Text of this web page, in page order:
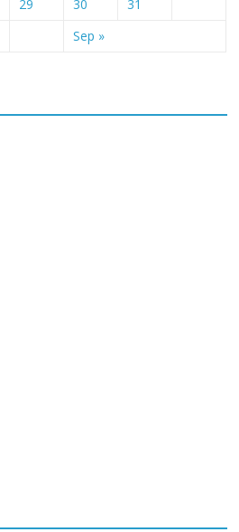
Sep »
29 30 31